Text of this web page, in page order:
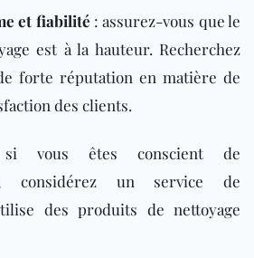
et fiabilité : assurez-vous que le
est à la hauteur. Recherchez
forte réputation en matière de
des clients.
vous êtes conscient de
considérez un service de
des produits de nettoyage